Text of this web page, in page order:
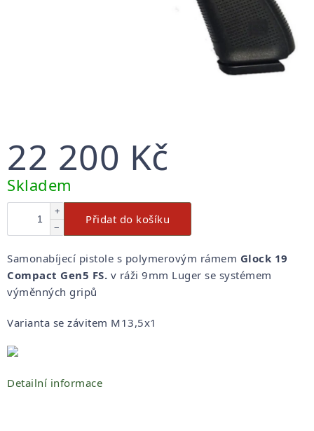
22 200 Kč
Měrná
Skladem
+
−
Přidat do košíku
Samonabíjecí pistole s polymerovým rámem Glock 19
Compact Gen5 FS. v ráži 9mm Luger se systémem
výměnných gripů
Varianta se závitem M13,5x1
Detailní informace